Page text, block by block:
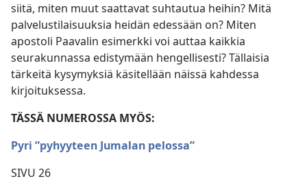
siitä, miten muut saattavat suhtautua heihin? Mitä
palvelustilaisuuksia heidän edessään on? Miten
apostoli Paavalin esimerkki voi auttaa kaikkia
seurakunnassa edistymään hengellisesti? Tällaisia
tärkeitä kysymyksiä käsitellään näissä kahdessa
kirjoituksessa.
TÄSSÄ NUMEROSSA MYÖS:
Pyri ”pyhyyteen Jumalan pelossa”
SIVU 26